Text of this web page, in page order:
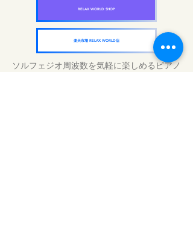
RELAX WORLD SHOP
楽天市場 RELAX WORLD店
ソルフェジオ周波数を気軽に楽しめるピアノ